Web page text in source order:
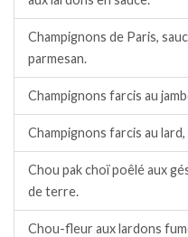
Champignons de Paris,
parmesan.
Champignons farcis au
Champignons farcis au lard,
Chou pak choï poêlé aux
de terre.
Chou-fleur aux lardons